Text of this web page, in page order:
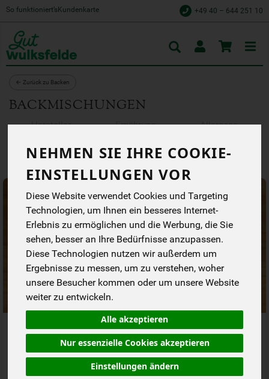
NEHMEN SIE IHRE COOKIE-
EINSTELLUNGEN VOR
Diese Website verwendet Cookies und Targeting
Technologien, um Ihnen ein besseres Internet-
Erlebnis zu ermöglichen und die Werbung, die Sie
sehen, besser an Ihre Bedürfnisse anzupassen.
Diese Technologien nutzen wir außerdem um
Ergebnisse zu messen, um zu verstehen, woher
unsere Besucher kommen oder um unsere Website
weiter zu entwickeln.
Alle akzeptieren
Nur essenzielle Cookies akzeptieren
Einstellungen ändern
So funktioniert’s Kundenkarte +49 40 – 644 251 10
← Zurück zu Backen
BACKMISCHUNGEN
Hersteller Ernährung Allergene
Apple Crumble Muffins
Backmischung
3,99 €*
/ 400 g
1 * 400 g (9,98 € / kg)
Backmischung Banana Bread
Muffins
3,79 €*
1 * 280 g (13,53 € / 1 kg)
Toggle
cart